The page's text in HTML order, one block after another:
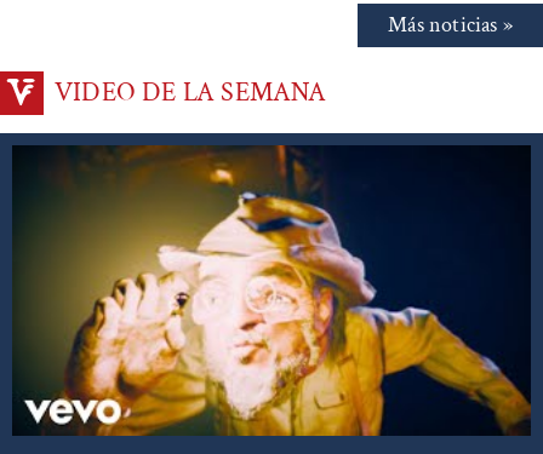
Más noticias »
VIDEO DE LA SEMANA